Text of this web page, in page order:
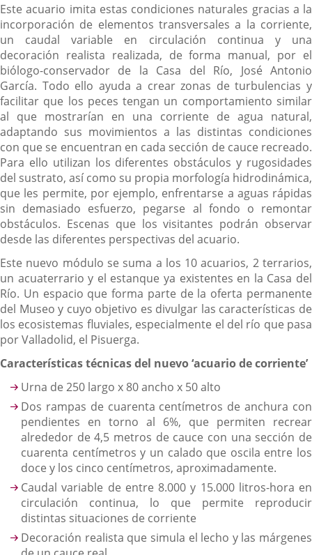
Este acuario imita estas condiciones naturales gracias a la
incorporación de elementos transversales a la corriente,
un caudal variable en circulación continua y una
decoración realista realizada, de forma manual, por el
biólogo-conservador de la Casa del Río, José Antonio
García. Todo ello ayuda a crear zonas de turbulencias y
facilitar que los peces tengan un comportamiento similar
al que mostrarían en una corriente de agua natural,
adaptando sus movimientos a las distintas condiciones
con que se encuentran en cada sección de cauce recreado.
Para ello utilizan los diferentes obstáculos y rugosidades
del sustrato, así como su propia morfología hidrodinámica,
que les permite, por ejemplo, enfrentarse a aguas rápidas
sin demasiado esfuerzo, pegarse al fondo o remontar
obstáculos. Escenas que los visitantes podrán observar
desde las diferentes perspectivas del acuario.
Este nuevo módulo se suma a los 10 acuarios, 2 terrarios,
un acuaterrario y el estanque ya existentes en la Casa del
Río. Un espacio que forma parte de la oferta permanente
del Museo y cuyo objetivo es divulgar las características de
los ecosistemas fluviales, especialmente el del río que pasa
por Valladolid, el Pisuerga.
Características técnicas del nuevo ‘acuario de corriente’
Urna de 250 largo x 80 ancho x 50 alto
Dos rampas de cuarenta centímetros de anchura con
pendientes en torno al 6%, que permiten recrear
alrededor de 4,5 metros de cauce con una sección de
cuarenta centímetros y un calado que oscila entre los
doce y los cinco centímetros, aproximadamente.
Caudal variable de entre 8.000 y 15.000 litros-hora en
circulación continua, lo que permite reproducir
distintas situaciones de corriente
Decoración realista que simula el lecho y las márgenes